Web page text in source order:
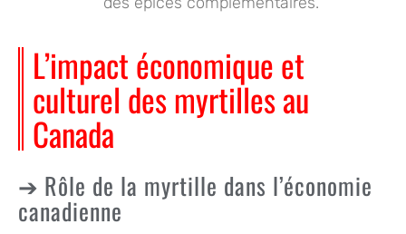
L’impact économique et
culturel des myrtilles au
Canada
Rôle de la myrtille dans l’économie
canadienne